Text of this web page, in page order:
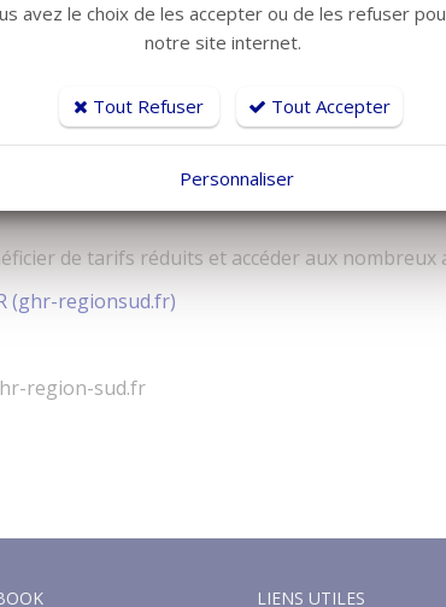
de tarifs réduits et accéder aux nombreux
(ghr-regionsud.fr)
region-sud.fr
LIENS UTILES
avez le choix de les accepter ou de les refuser
notre site internet.
Tout Refuser Tout Accepter
Personnaliser